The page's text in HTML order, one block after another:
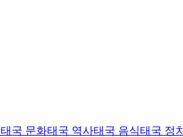
태국 문화태국 역사태국 음식태국 정치